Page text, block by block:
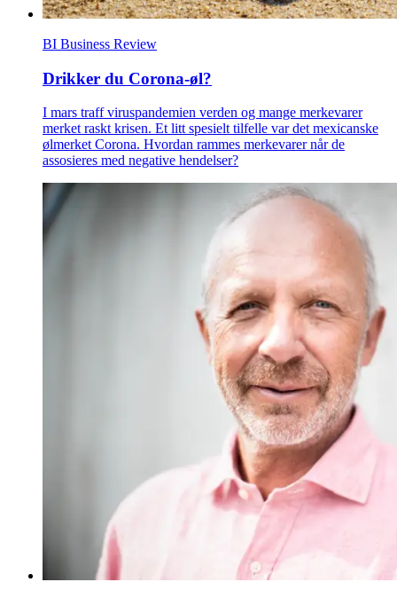
BI Business Review
Drikker du Corona-øl?
I mars traff viruspandemien verden og mange merkevarer
merket raskt krisen. Et litt spesielt tilfelle var det mexicanske
ølmerket Corona. Hvordan rammes merkevarer når de
assosieres med negative hendelser?